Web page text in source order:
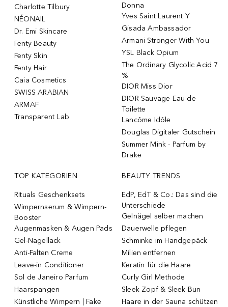
Charlotte Tilbury
NÉONAIL
Dr. Emi Skincare
Fenty Beauty
Fenty Skin
Fenty Hair
Caia Cosmetics
SWISS ARABIAN
ARMAF
Transparent Lab
Donna
Yves Saint Laurent Y
Gisada Ambassador
Armani Stronger With You
YSL Black Opium
The Ordinary Glycolic Acid 7
%
DIOR Miss Dior
DIOR Sauvage Eau de
Toilette
Lancôme Idôle
Douglas Digitaler Gutschein
Summer Mink - Parfum by
Drake
TOP KATEGORIEN
Rituals Geschenksets
Wimpernserum & Wimpern-
Booster
Augenmasken & Augen Pads
Gel-Nagellack
Anti-Falten Creme
Leave-in Conditioner
Sol de Janeiro Parfum
Haarspangen
Künstliche Wimpern | Fake
BEAUTY TRENDS
EdP, EdT & Co.: Das sind die
Unterschiede
Gelnägel selber machen
Dauerwelle pflegen
Schminke im Handgepäck
Milien entfernen
Keratin für die Haare
Curly Girl Methode
Sleek Zopf & Sleek Bun
Haare in der Sauna schützen